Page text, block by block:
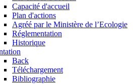
Capacité d'accueil
Plan d'actions
Agréé par le Ministère de l’Ecologie
Réglementation
Historique
Back
Téléchargement
Bibliographie